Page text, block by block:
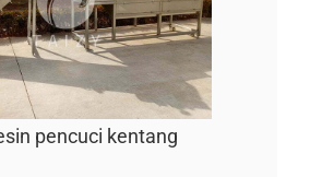
pencuci kentang